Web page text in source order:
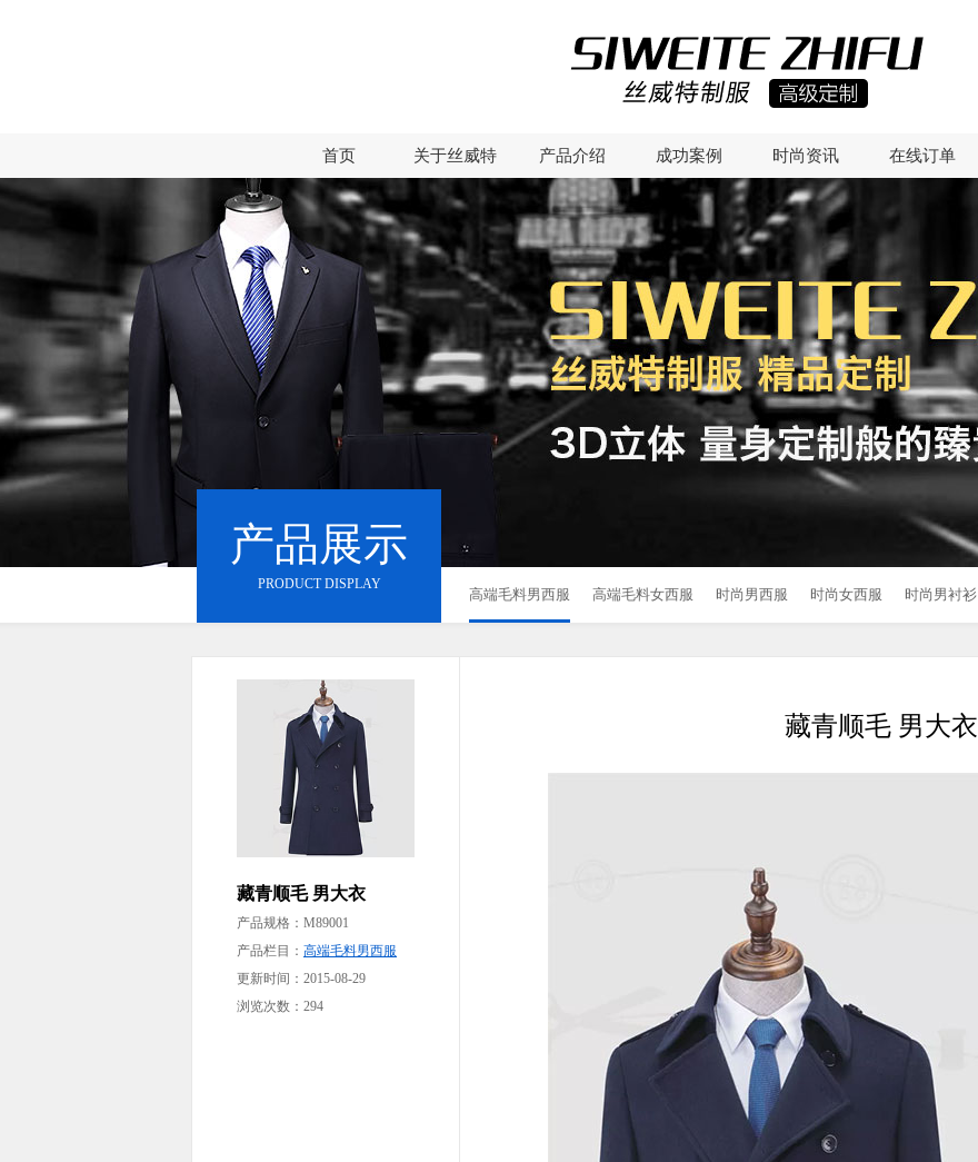
首页 关于丝威特 产品介绍 成功案例 时尚资讯 在线订单
产品展示
PRODUCT DISPLAY
高端毛料男西服 高端毛料女西服 时尚男西服 时尚女西服 时尚男衬衫
藏青顺毛 男大衣
产品规格： M89001
产品栏目： 高端毛料男西服
更新时间：2015-08-29
浏览次数： 294
藏青顺毛 男大衣